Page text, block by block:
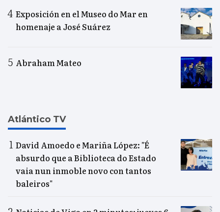
Exposición en el Museo do Mar en
homenaje a José Suárez
Abraham Mateo
Atlántico TV
David Amoedo e Mariña López: "É
absurdo que a Biblioteca do Estado
vaia nun inmoble novo con tantos
baleiros"